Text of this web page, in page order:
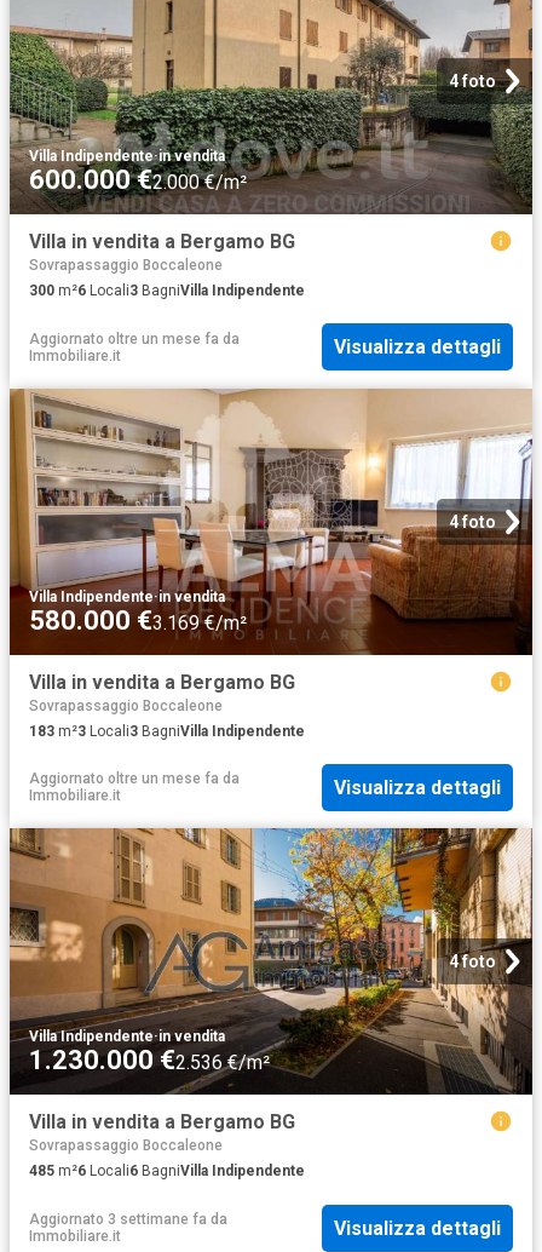
4 foto
Villa Indipendente·in vendita
600.000 €2.000 €/m²
Villa in vendita a Bergamo BG
Sovrapassaggio Boccaleone
300 m²6 Locali3 BagniVilla Indipendente
Aggiornato oltre un mese fa da
Immobiliare.it
Visualizza dettagli
4 foto
Villa Indipendente·in vendita
580.000 €3.169 €/m²
Villa in vendita a Bergamo BG
Sovrapassaggio Boccaleone
183 m²3 Locali3 BagniVilla Indipendente
Aggiornato oltre un mese fa da
Immobiliare.it
Visualizza dettagli
4 foto
Villa Indipendente·in vendita
1.230.000 €2.536 €/m²
Villa in vendita a Bergamo BG
Sovrapassaggio Boccaleone
485 m²6 Locali6 BagniVilla Indipendente
Aggiornato 3 settimane fa da
Immobiliare.it
Visualizza dettagli